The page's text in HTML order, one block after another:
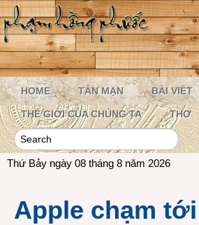
HOME TẢN MẠN BÀI VIẾT
THẾ GIỚI CỦA CHÚNG TA THƠ
Thứ Bảy ngày 08 tháng 8 năm 2026
Apple chạm